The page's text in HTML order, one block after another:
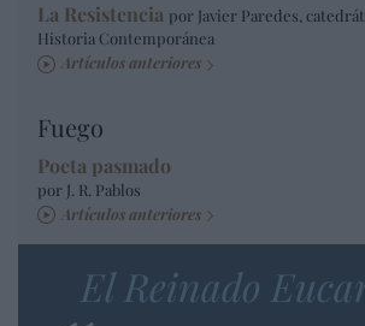
La Resistencia por Javier Paredes,
Historia Contemporánea
Artículos anteriores
Fuego
Poeta pasmado
por J. R. Pablos
Artículos anteriores
El Reinado